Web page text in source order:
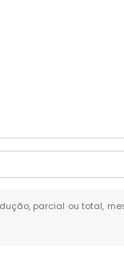
parcial ou total,